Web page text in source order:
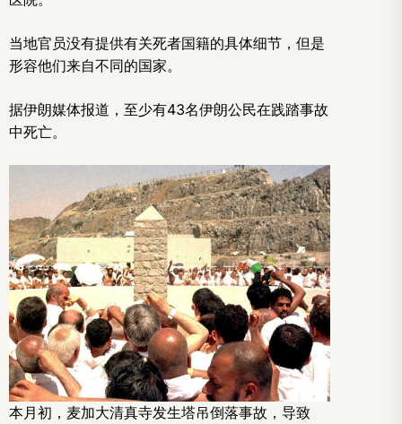
当地官员没有提供有关死者国籍的具体细节，但是
形容他们来自不同的国家。
据伊朗媒体报道，至少有43名伊朗公民在践踏事故
中死亡。
本月初，麦加大清真寺发生塔吊倒落事故，导致